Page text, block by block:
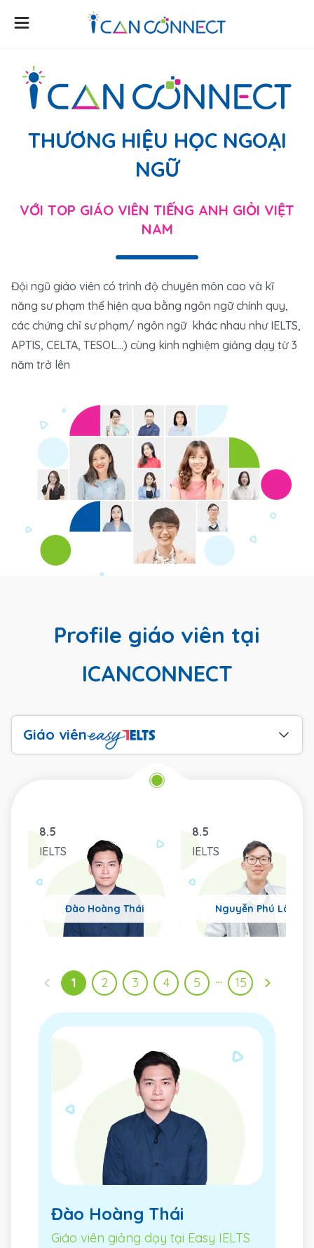
THƯƠNG HIỆU HỌC NGOẠI
NGỮ
VỚI TOP GIÁO VIÊN TIẾNG ANH GIỎI VIỆT
NAM
Đội ngũ giáo viên có trình độ chuyên môn cao và kĩ
năng sư phạm thể hiện qua bằng ngôn ngữ chính quy,
các chứng chỉ sư phạm/ ngôn ngữ khác nhau như IELTS,
APTIS, CELTA, TESOL...) cùng kinh nghiệm giảng dạy từ 3
năm trở lên
Profile giáo viên tại
ICANCONNECT
Giáo viên
8.5
IELTS
Đào Hoàng Thái
8.5
IELTS
Nguyễn Phú Lâm
1 2 3 4 5 … 15
Đào Hoàng Thái
Giáo viên giảng dạy tại Easy IELTS